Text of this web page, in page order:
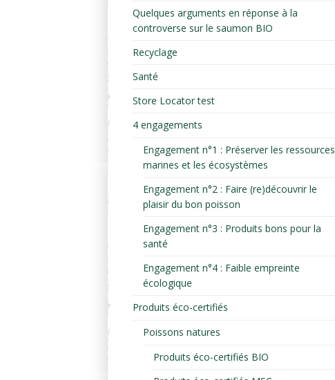
Quelques arguments en réponse à la
controverse sur le saumon BIO
Recyclage
Santé
Store Locator test
4 engagements
Engagement n°1 : Préserver les ressources
marines et les écosystèmes
Engagement n°2 : Faire (re)découvrir le
plaisir du bon poisson
Engagement n°3 : Produits bons pour la
santé
Engagement n°4 : Faible empreinte
écologique
Produits éco-certifiés
Poissons natures
Produits éco-certifiés BIO